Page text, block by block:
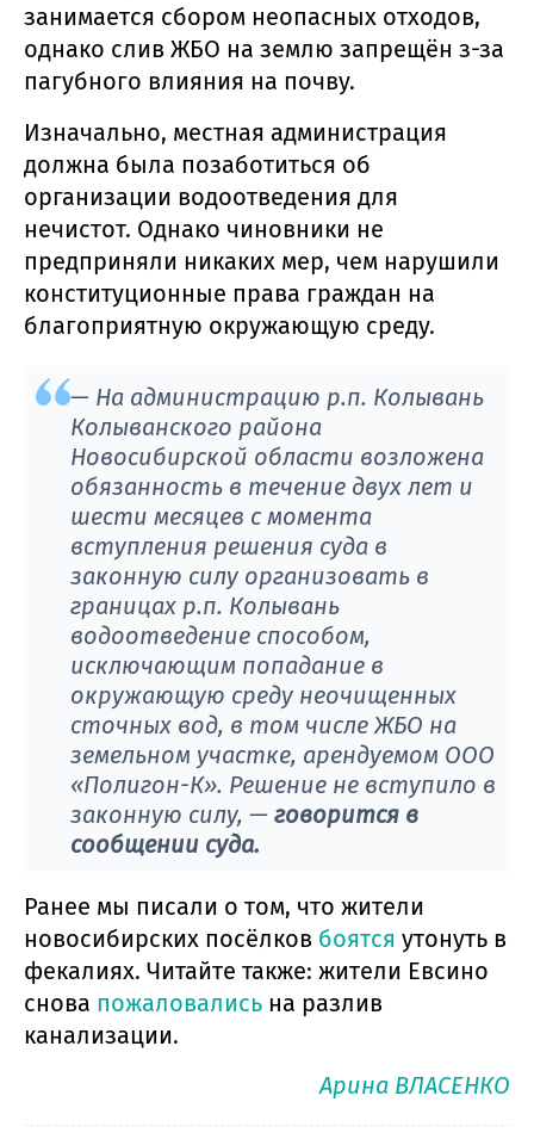
занимается сбором неопасных отходов,
однако слив ЖБО на землю запрещён з-за
пагубного влияния на почву.
Изначально, местная администрация
должна была позаботиться об
организации водоотведения для
нечистот. Однако чиновники не
предприняли никаких мер, чем нарушили
конституционные права граждан на
благоприятную окружающую среду.
— На администрацию р.п. Колывань
Колыванского района
Новосибирской области возложена
обязанность в течение двух лет и
шести месяцев с момента
вступления решения суда в
законную силу организовать в
границах р.п. Колывань
водоотведение способом,
исключающим попадание в
окружающую среду неочищенных
сточных вод, в том числе ЖБО на
земельном участке, арендуемом ООО
«Полигон-К». Решение не вступило в
законную силу, — говорится в
сообщении суда.
Ранее мы писали о том, что жители
новосибирских посёлков боятся утонуть в
фекалиях. Читайте также: жители Евсино
снова пожаловались на разлив
канализации.
Арина ВЛАСЕНКО